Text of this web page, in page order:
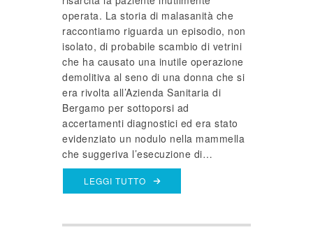
operata. La storia di malasanità che
raccontiamo riguarda un episodio, non
isolato, di probabile scambio di vetrini
che ha causato una inutile operazione
demolitiva al seno di una donna che si
era rivolta all’Azienda Sanitaria di
Bergamo per sottoporsi ad
accertamenti diagnostici ed era stato
evidenziato un nodulo nella mammella
che suggeriva l’esecuzione di…
LEGGI TUTTO